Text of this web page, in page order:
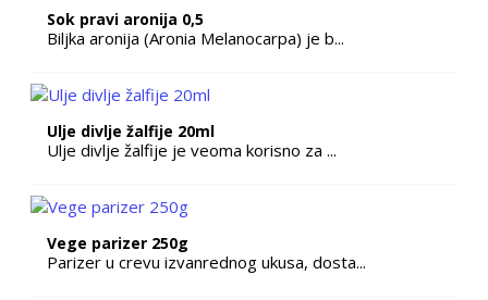
Sok pravi aronija 0,5
Biljka aronija (Aronia Melanocarpa) je b...
Ulje divlje žalfije 20ml
Ulje divlje žalfije je veoma korisno za ...
Vege parizer 250g
Parizer u crevu izvanrednog ukusa, dosta...